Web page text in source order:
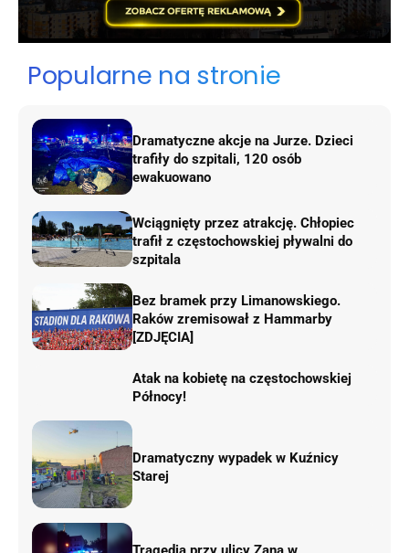
Popularne na stronie
Dramatyczne akcje na Jurze. Dzieci
trafiły do szpitali, 120 osób
ewakuowano
Wciągnięty przez atrakcję. Chłopiec
trafił z częstochowskiej pływalni do
szpitala
Bez bramek przy Limanowskiego.
Raków zremisował z Hammarby
[ZDJĘCIA]
Atak na kobietę na częstochowskiej
Północy!
Dramatyczny wypadek w Kuźnicy
Starej